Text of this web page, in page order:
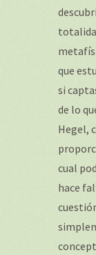
que
si
de lo
Hegel,
cual
hace